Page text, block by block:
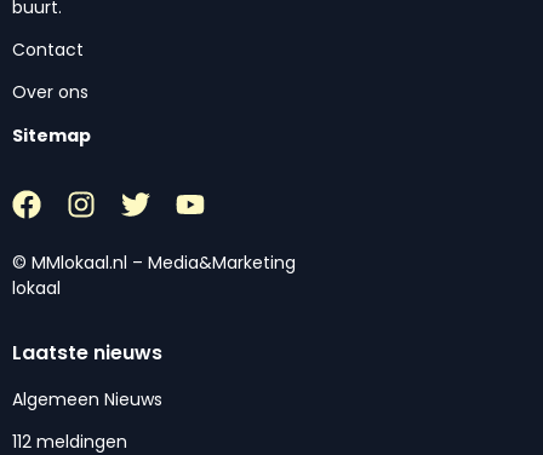
buurt.
Contact
Over ons
Sitemap
© MMlokaal.nl – Media&Marketing
lokaal
Laatste nieuws
Algemeen Nieuws
112 meldingen